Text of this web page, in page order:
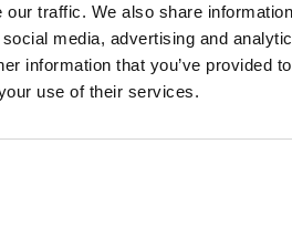
our traffic. We also share
media, advertising and
information that you’ve provided
use of their services.
Sorter